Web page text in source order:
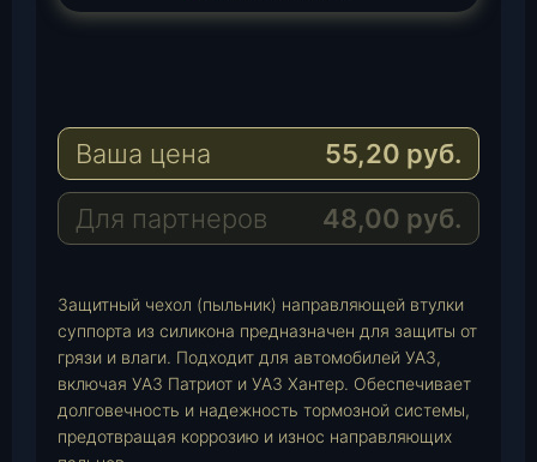
e
r
a
m
a
s
A
p
a
i
l
Ваша цена 55,20 руб.
Для партнеров 48,00 руб.
Защитный чехол (пыльник) направляющей втулки
суппорта из силикона предназначен для защиты от
грязи и влаги. Подходит для автомобилей УАЗ,
включая УАЗ Патриот и УАЗ Хантер. Обеспечивает
долговечность и надежность тормозной системы,
предотвращая коррозию и износ направляющих